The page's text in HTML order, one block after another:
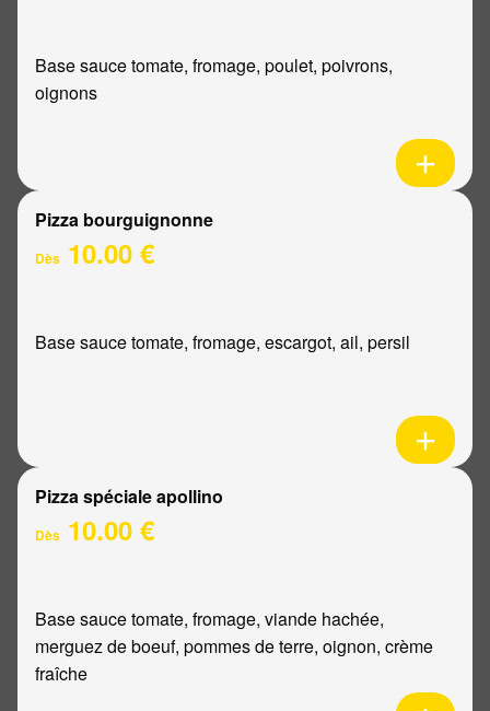
Base sauce tomate, fromage, poulet, poivrons,
oignons
Pizza bourguignonne
Dès 10.00 €
Base sauce tomate, fromage, escargot, ail, persil
Pizza spéciale apollino
Dès 10.00 €
Base sauce tomate, fromage, viande hachée,
merguez de boeuf, pommes de terre, oignon, crème
fraîche